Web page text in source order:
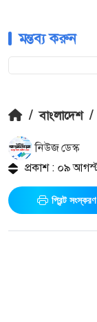
মন্তব্য করুন
/ বাংলাদেশ /
নিউজ ডেস্ক
প্রকাশ : ০৯
প্রিন্ট সংস্করণ